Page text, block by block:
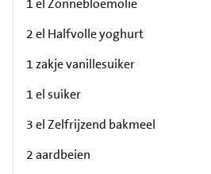
1 el Zonnebloemolie
2 el Halfvolle yoghurt
1 zakje vanillesuiker
1 el suiker
3 el Zelfrijzend bakmeel
2 aardbeien